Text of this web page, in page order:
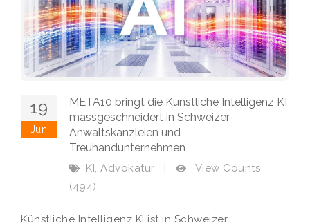
19
Jun
META10 bringt die Künstliche Intelligenz KI
massgeschneidert in Schweizer
Anwaltskanzleien und
Treuhandunternehmen
KI , Advokatur
View Counts
(494)
Künstliche Intelligenz KI ist in Schweizer